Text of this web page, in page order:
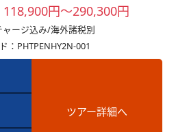
118,900円～290,300円
ージ込み/海外諸税別
：PHTPENHY2N-001
ツアー詳細へ